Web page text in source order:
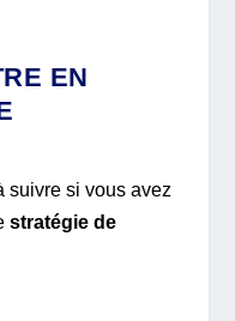
EN
suivre si vous avez
stratégie de